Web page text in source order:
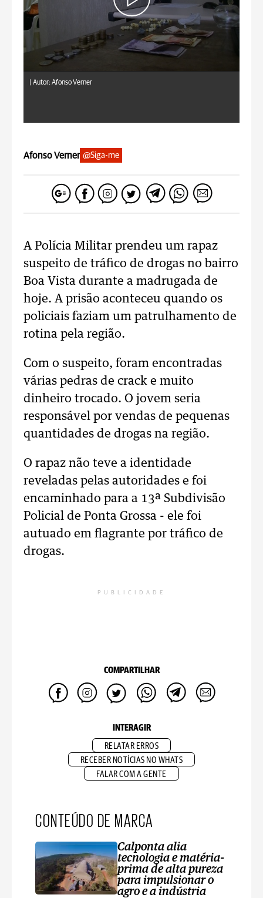
Autor: Afonso Verner
Afonso Verner @Siga-me
A Polícia Militar prendeu um rapaz
suspeito de tráfico de drogas no bairro
Boa Vista durante a madrugada de
hoje. A prisão aconteceu quando os
policiais faziam um patrulhamento de
rotina pela região.
Com o suspeito, foram encontradas
várias pedras de crack e muito
dinheiro trocado. O jovem seria
responsável por vendas de pequenas
quantidades de drogas na região.
O rapaz não teve a identidade
reveladas pelas autoridades e foi
encaminhado para a 13ª Subdivisão
Policial de Ponta Grossa - ele foi
autuado em flagrante por tráfico de
drogas.
PUBLICIDADE
COMPARTILHAR
INTERAGIR
RELATAR ERROS
RECEBER NOTÍCIAS NO WHATS
FALAR COM A GENTE
CONTEÚDO DE MARCA
Calponta alia
tecnologia e matéria-
prima de alta pureza
para impulsionar o
agro e a indústria